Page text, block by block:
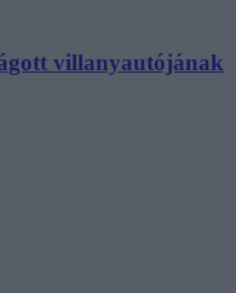
villanyautójának